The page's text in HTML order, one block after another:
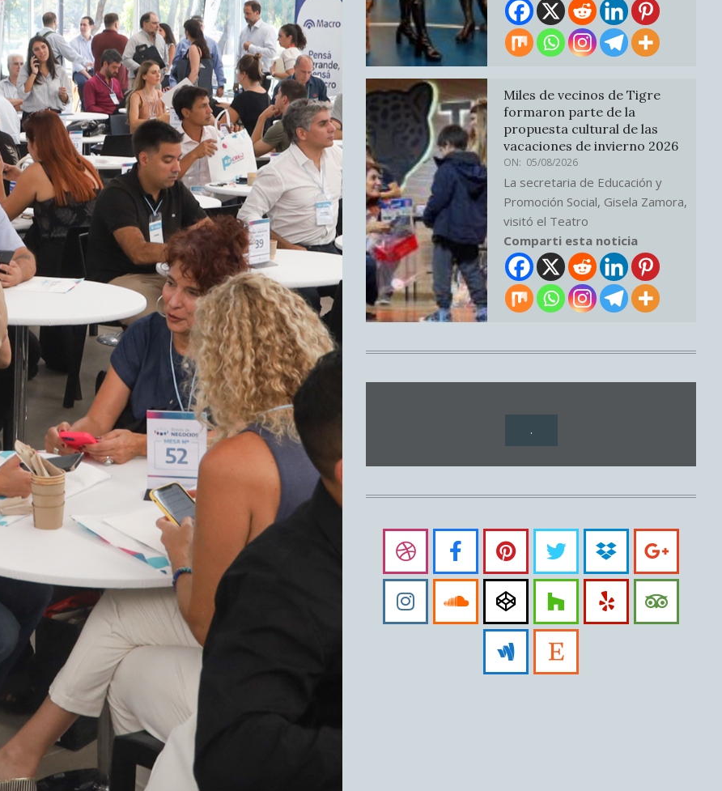
Miles de vecinos de Tigre
formaron parte de la
propuesta cultural de las
vacaciones de invierno 2026
ON: 05/08/2026
La secretaria de Educación y
Promoción Social, Gisela Zamora,
visitó el Teatro
Comparti esta noticia
.